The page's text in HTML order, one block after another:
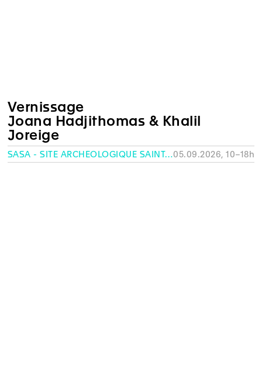
Vernissage
Joana Hadjithomas & Khalil
Joreige
SASA - SITE ARCHÉOLOGIQUE SAINT-ANTOINE, GENÈVE05.09.2026, 10–18h